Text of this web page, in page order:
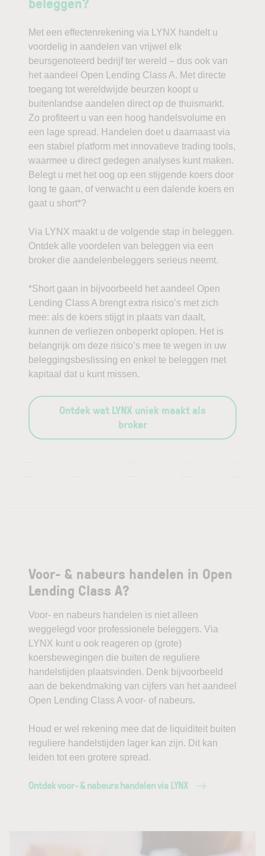
Met een effectenrekening via LYNX handelt u
voordelig in aandelen van vrijwel elk
beursgenoteerd bedrijf ter wereld – dus ook van
het aandeel Open Lending Class A. Met directe
toegang tot wereldwijde beurzen koopt u
buitenlandse aandelen direct op de thuismarkt.
Zo profiteert u van een hoog handelsvolume en
een lage spread. Handelen doet u daarnaast via
een stabiel platform met innovatieve trading tools,
waarmee u direct gedegen analyses kunt maken.
Belegt u met het oog op een stijgende koers door
long te gaan, of verwacht u een dalende koers en
gaat u short*?
Via LYNX maakt u de volgende stap in beleggen.
Ontdek alle voordelen van beleggen via een
broker die aandelenbeleggers serieus neemt.
*Short gaan in bijvoorbeeld het aandeel Open
Lending Class A brengt extra risico’s met zich
mee: als de koers stijgt in plaats van daalt,
kunnen de verliezen onbeperkt oplopen. Het is
belangrijk om deze risico’s mee te wegen in uw
beleggingsbeslissing en enkel te beleggen met
kapitaal dat u kunt missen.
Ontdek wat LYNX uniek maakt als
broker
Voor- & nabeurs handelen in Open
Lending Class A?
Voor- en nabeurs handelen is niet alleen
weggelegd voor professionele beleggers. Via
LYNX kunt u ook reageren op (grote)
koersbewegingen die buiten de reguliere
handelstijden plaatsvinden. Denk bijvoorbeeld
aan de bekendmaking van cijfers van het aandeel
Open Lending Class A voor- of nabeurs.
Houd er wel rekening mee dat de liquiditeit buiten
reguliere handelstijden lager kan zijn. Dit kan
leiden tot een grotere spread.
Ontdek voor- & nabeurs handelen via LYNX